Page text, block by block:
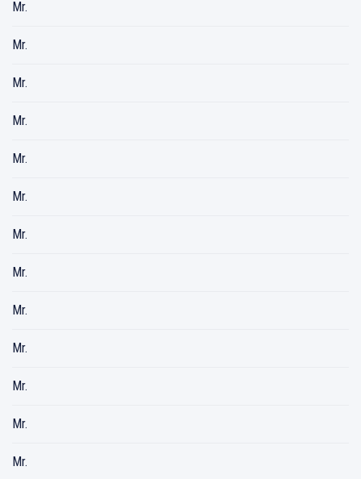
Mr.
Mr.
Mr.
Mr.
Mr.
Mr.
Mr.
Mr.
Mr.
Mr.
Mr.
Mr.
Mr.